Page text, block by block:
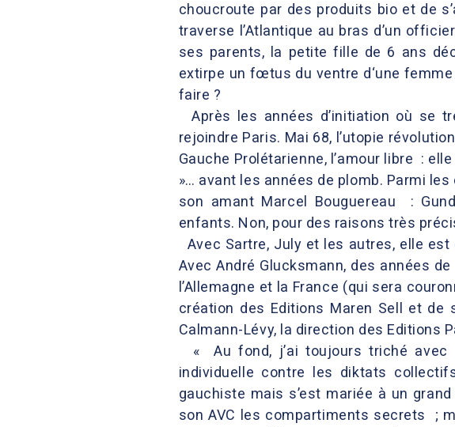
choucroute par des produits bio et de
traverse l’Atlantique au bras d’un
ses parents, la petite fille de 6 ans
extirpe un fœtus du ventre d‘une
faire ?
Après les années d’initiation où se
rejoindre Paris. Mai 68, l’utopie
Gauche Prolétarienne, l’amour libre :
»… avant les années de plomb. Parmi les
son amant Marcel Bouguereau :
enfants. Non, pour des raisons très
Avec Sartre, July et les autres, elle
Avec André Glucksmann, des années
l’Allemagne et la France (qui sera
création des Editions Maren Sell et
Calmann-Lévy, la direction des Editions
« Au fond, j’ai toujours triché avec
individuelle contre les diktats
gauchiste mais s’est mariée à un
son AVC les compartiments secrets ;